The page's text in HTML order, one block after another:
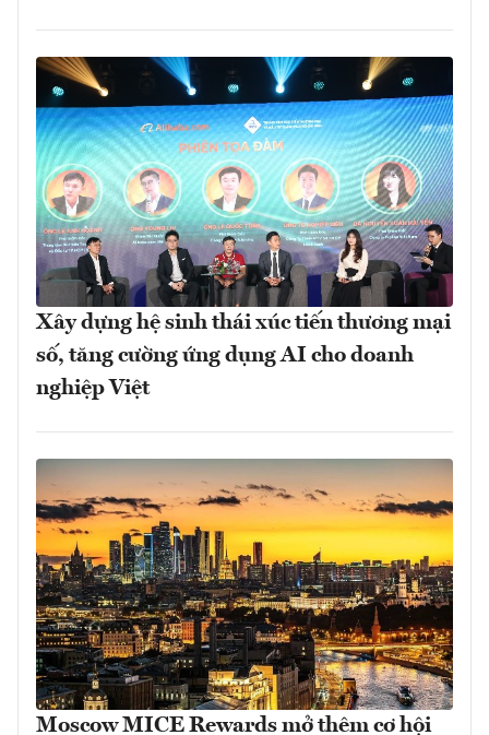
Xây dựng hệ sinh thái xúc tiến thương mại
số, tăng cường ứng dụng AI cho doanh
nghiệp Việt
Moscow MICE Rewards mở thêm cơ hội